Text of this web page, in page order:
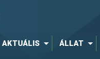
AKTUÁLIS ÁLLAT